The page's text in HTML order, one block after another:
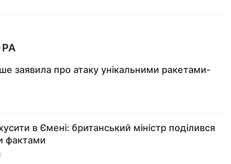
заявила про атаку унікальними ракетами-
в Ємені: британський міністр поділився
фактами